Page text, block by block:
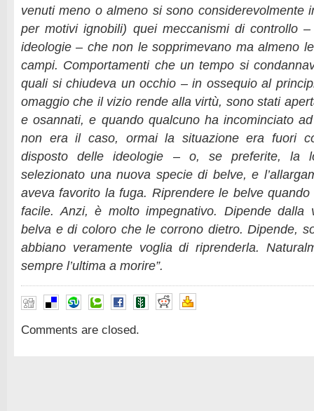
venuti meno o almeno si sono considerevolmente
per motivi ignobili) quei meccanismi di controllo
ideologie – che non le sopprimevano ma almeno
campi. Comportamenti che un tempo si
quali si chiudeva un occhio – in ossequio al
omaggio che il vizio rende alla virtù, sono stati
e osannati, e quando qualcuno ha incominciato
non era il caso, ormai la situazione era fuori
disposto delle ideologie – o, se preferite, la
selezionato una nuova specie di belve, e
aveva favorito la fuga. Riprendere le belve
facile. Anzi, è molto impegnativo. Dipende dalla
belva e di coloro che le corrono dietro. Dipende,
abbiano veramente voglia di riprenderla.
sempre l’ultima a morire”.
Comments are closed.